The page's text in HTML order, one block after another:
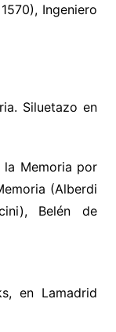
Ingeniero
Siluetazo en
Memoria por
(Alberdi
Belén de
en Lamadrid